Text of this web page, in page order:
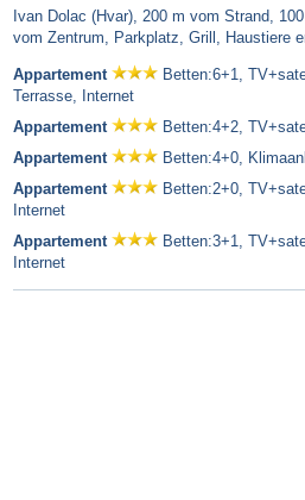
Ivan Dolac (Hvar), 200 m vom Strand,
vom Zentrum, Parkplatz, Grill, Haustiere
Appartement
Betten:6+1,
Terrasse, Internet
Appartement
Betten:4+2,
Appartement
Betten:4+0,
Appartement
Betten:2+0,
Internet
Appartement
Betten:3+1,
Internet